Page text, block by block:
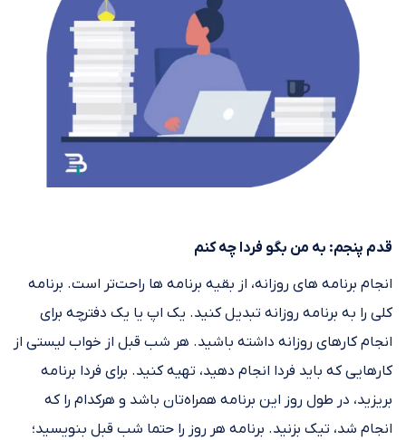
قدم پنجم: به من بگو فردا چه کنم
انجام برنامه های روزانه، از بقیه برنامه ها راحت‌تر است. برنامه
کلی را به برنامه روزانه تبدیل کنید. یک اپ یا یک دفترچه برای
انجام کارهای روزانه داشته باشید. هر شب قبل از خواب لیستی از
کارهایی که باید فردا انجام دهید، تهیه کنید. برای فردا برنامه
بریزید، در طول روز این برنامه همراه‌تان باشد و هرکدام را که
انجام شد، تیک بزنید. برنامه هر روز را حتما شب قبل بنویسید؛